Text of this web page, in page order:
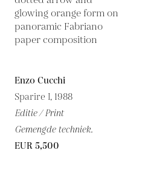
Enzo Cucchi
Sparire I, 1988
Editie / Print
Gemengde techniek.
EUR 5,500